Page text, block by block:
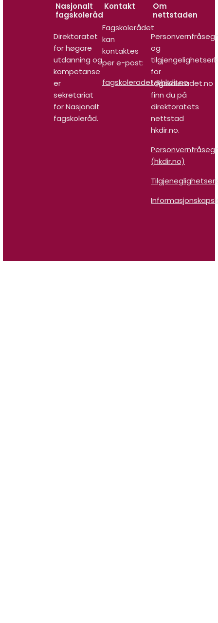
Nasjonalt
fagskoleråd
Direktoratet
for høgare
utdanning og
kompetanse
er
sekretariat
for Nasjonalt
fagskoleråd.
Kontakt
Fagskolerådet
kan
kontaktes
per e-post:
fagskoleradet@hkdir.no
Om
nettstaden
og
for
fagskoleradet.no
finn du på
direktoratets
nettstad
hkdir.no.
(hkdir.no)